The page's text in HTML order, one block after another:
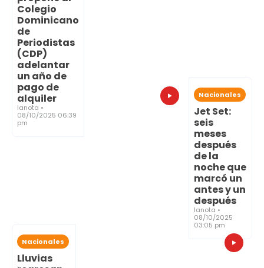
Colegio
Dominicano
de
Periodistas
(CDP)
adelantar
un año de
pago de
alquiler
lanota •
08/10/2025 06:39
pm
Nacionales
Jet Set:
seis
meses
después
de la
noche que
marcó un
antes y un
después
lanota •
08/10/2025
03:05 pm
Nacionales
Lluvias